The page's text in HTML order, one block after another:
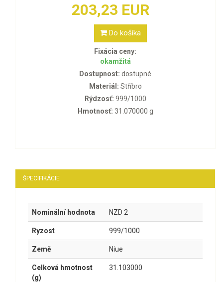
203,23 EUR
Do košíka
Fixácia ceny:
okamžitá
Dostupnost: dostupné
Materiál: Stříbro
Rýdzosť: 999/1000
Hmotnosť: 31.070000 g
ŠPECIFIKÁCIE
Nominální hodnota NZD 2
Ryzost 999/1000
Země Niue
Celková hmotnost
(g)
31.103000